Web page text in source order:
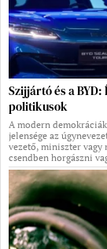
Szijjártó és a
politikusok
A modern
jelensége az
vezető, miniszter
csendben horgászni